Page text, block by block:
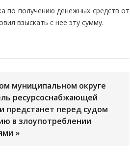
по получению денежных средств от
взыскать с нее эту сумму.
муниципальном округе
ресурсоснабжающей
предстанет перед судом
в злоупотреблении
»